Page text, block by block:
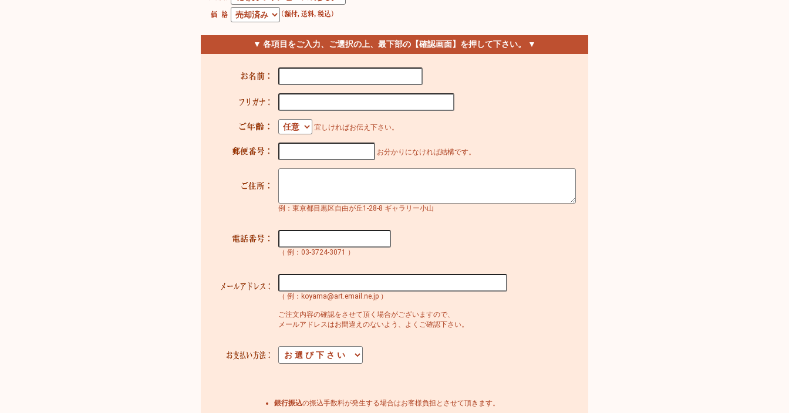
▼ 各項目をご入力、ご選択の上、最下部の【確認画面】を押して下さい。 ▼
宜しければお伝え下さい。
お分かりになければ結構です。
例：東京都目黒区自由が丘1-28-8 ギャラリー小山
（ 例：03-3724-3071 ）
（ 例：koyama@art.email.ne.jp ）
ご注文内容の確認をさせて頂く場合がございますので、
メールアドレスはお間違えのないよう、よくご確認下さい。
銀行振込の振込手数料が発生する場合はお客様負担とさせて頂きます。